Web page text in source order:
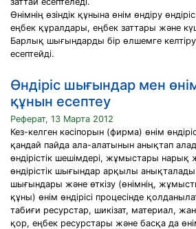
Өнімнің өзіндік құнына өнім өндіру
еңбек құралдары, еңбек заттары және
Барлық шығындарды бір өлшемге
есептейді.
Өндіріс шығындар мен
құнын есептеу
Реферат, 13 Марта 2012
Кез-келген кәсіпорын (фирма) өнім
қандай пайда ала-алатынын анықтап
өндірістік шешімдері, жұмыстары нарық
өндірістік шығындар арқылы
шығындары және өткізу (өнімнің,
құны) өнім өндірісі процесінде
табиғи ресурстар, шикізат, материал,
қор, еңбек ресурстары және басқа да